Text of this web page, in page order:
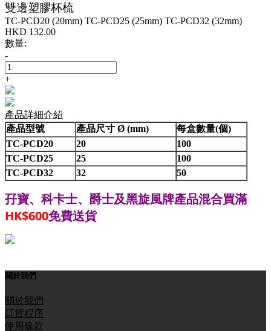
雙邊塑膠杯梳
TC-PCD20 (20mm) TC-PCD25 (25mm) TC-PCD32 (32mm)
HKD 132.00
數量:
-
+
產品詳細介紹
產品型號
產品尺寸 Ø (mm)
每盒數量(個)
TC-PCD20
20
100
TC-PCD25
25
100
TC-PCD32
32 50
孖寶、科卡士、爵士及黑旋風牌產品混合買滿
HK$600免費送貨
關於我們
關於我們
訂貨程序
使用條款